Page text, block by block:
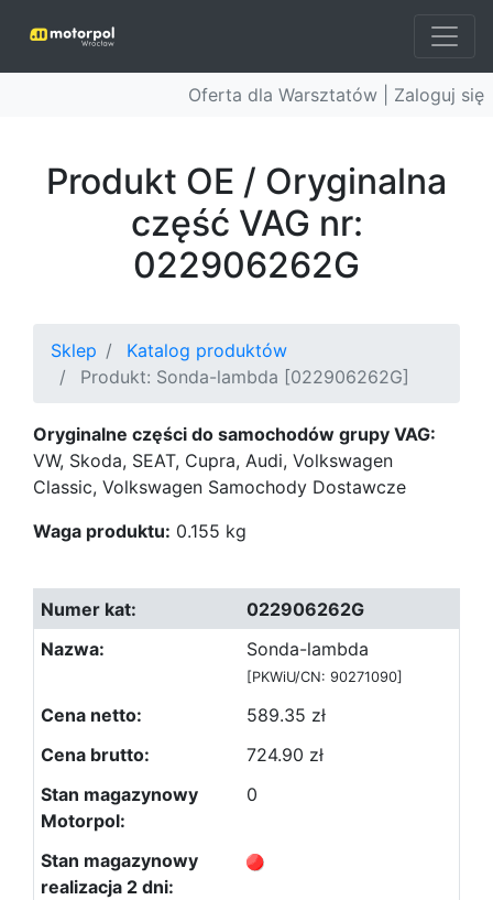
Oferta dla Warsztatów | Zaloguj się
Produkt OE / Oryginalna
część VAG nr:
022906262G
Sklep
Katalog produktów
Produkt: Sonda-lambda [022906262G]
Oryginalne części do samochodów grupy VAG:
VW, Skoda, SEAT, Cupra, Audi, Volkswagen
Classic, Volkswagen Samochody Dostawcze
Waga produktu: 0.155 kg
022906262G
Sonda-lambda
[PKWiU/CN: 90271090]
589.35 zł
724.90 zł
0